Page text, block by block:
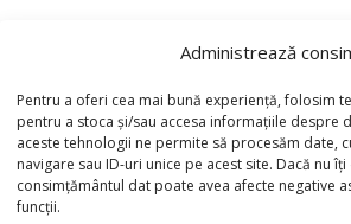
Administrează
Pentru a oferi cea mai bună experiență, folosim
pentru a stoca și/sau accesa informațiile despre
aceste tehnologii ne permite să procesăm date,
navigare sau ID-uri unice pe acest site. Dacă nu
consimțământul dat poate avea afecte negative
funcții.